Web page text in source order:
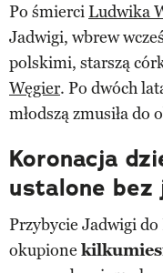
Po śmierci Ludwika
Jadwigi, wbrew
polskimi, starszą
Węgier. Po dwóch
młodszą zmusiła do
Koronacja
ustalone bez
Przybycie Jadwigi
okupione